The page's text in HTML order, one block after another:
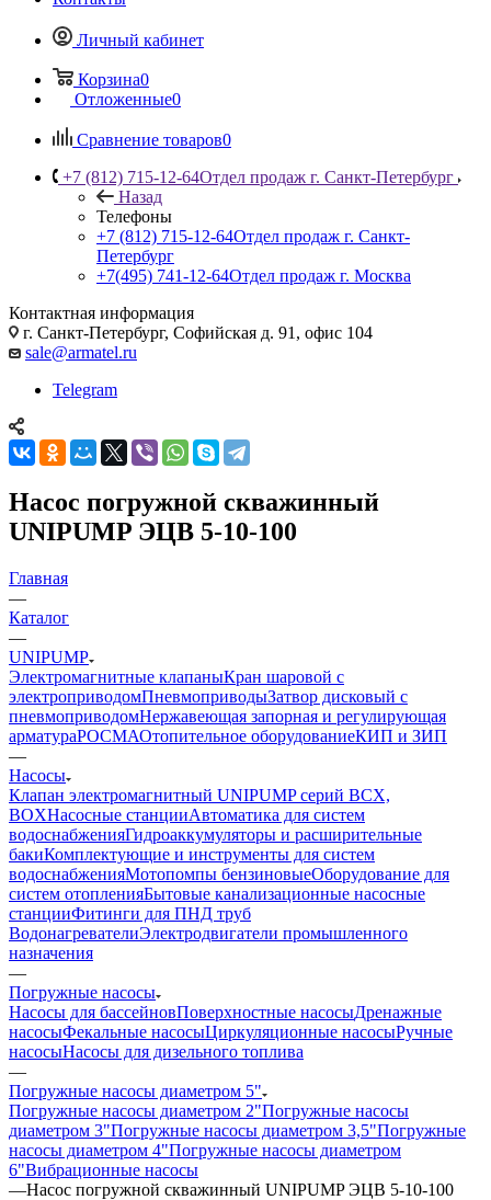
Личный кабинет
Корзина0
Отложенные0
Сравнение товаров0
+7 (812) 715-12-64Отдел продаж г. Санкт-Петербург
Назад
Телефоны
+7 (812) 715-12-64Отдел продаж г. Санкт-
Петербург
+7(495) 741-12-64Отдел продаж г. Москва
Контактная информация
г. Санкт-Петербург, Софийская д. 91, офис 104
sale@armatel.ru
Telegram
Насос погружной скважинный
UNIPUMP ЭЦВ 5-10-100
Главная
—
Каталог
—
UNIPUMP
Электромагнитные клапаныКран шаровой с
электроприводомПневмоприводыЗатвор дисковый с
пневмоприводомНержавеющая запорная и регулирующая
арматураРОСМАОтопительное оборудованиеКИП и ЗИП
—
Насосы
Клапан электромагнитный UNIPUMP серий BCX,
BOXНасосные станцииАвтоматика для систем
водоснабженияГидроаккумуляторы и расширительные
бакиКомплектующие и инструменты для систем
водоснабженияМотопомпы бензиновыеОборудование для
систем отопленияБытовые канализационные насосные
станцииФитинги для ПНД труб
ВодонагревателиЭлектродвигатели промышленного
назначения
—
Погружные насосы
Насосы для бассейновПоверхностные насосыДренажные
насосыФекальные насосыЦиркуляционные насосыРучные
насосыНасосы для дизельного топлива
—
Погружные насосы диаметром 5"
Погружные насосы диаметром 2"Погружные насосы
диаметром 3"Погружные насосы диаметром 3,5"Погружные
насосы диаметром 4"Погружные насосы диаметром
6"Вибрационные насосы
—Насос погружной скважинный UNIPUMP ЭЦВ 5-10-100